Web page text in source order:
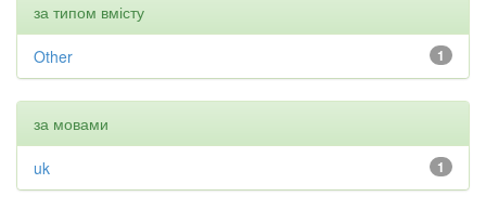
за типом вмісту
1
Other
за мовами
1
uk